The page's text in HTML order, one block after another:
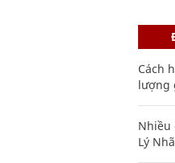
Cách
lượng
Nhiều
Lý